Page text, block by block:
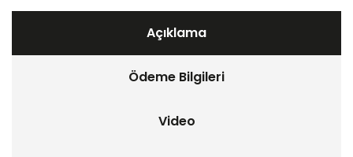
Açıklama
Ödeme Bilgileri
Video